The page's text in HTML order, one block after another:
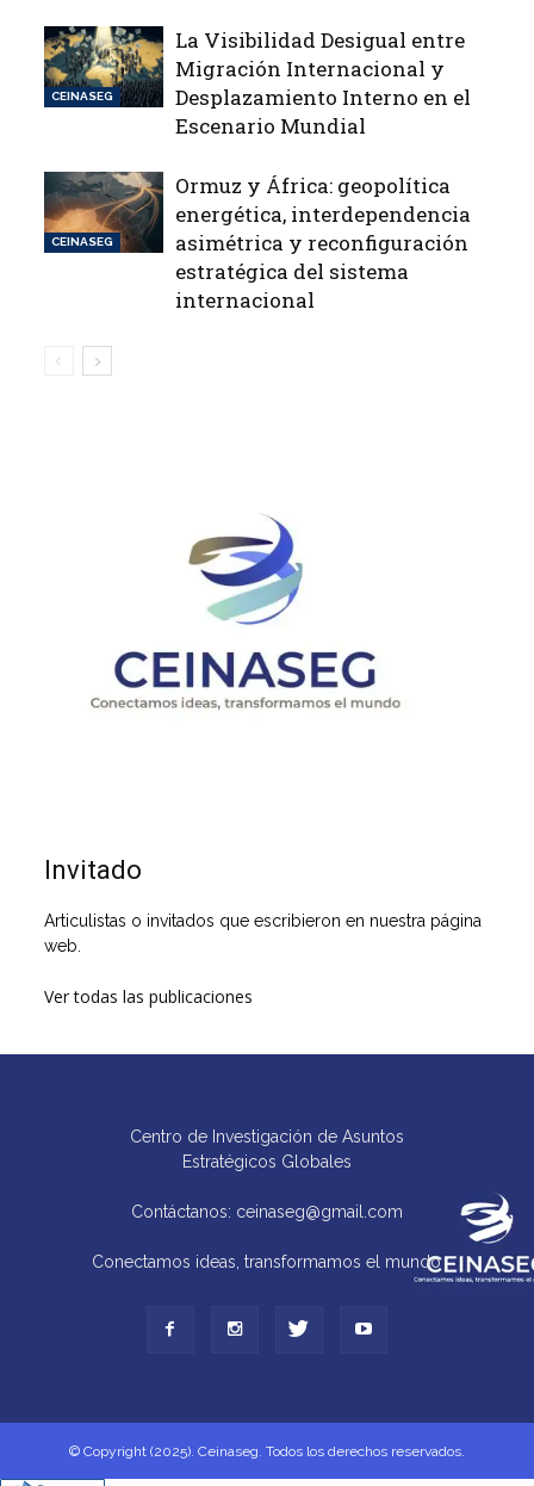
CEINASEG
La Visibilidad Desigual entre
Migración Internacional y
Desplazamiento Interno en el
Escenario Mundial
CEINASEG
Ormuz y África: geopolítica
energética, interdependencia
asimétrica y reconfiguración
estratégica del sistema
internacional
Invitado
Articulistas o invitados que escribieron en nuestra página
web.
Ver todas las publicaciones
Centro de Investigación de Asuntos
Estratégicos Globales
Contáctanos: ceinaseg@gmail.com
Conectamos ideas, transformamos el mundo
© Copyright (2025). Ceinaseg. Todos los derechos reservados.